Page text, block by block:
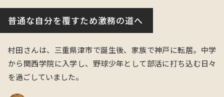
普通な自分を覆すため激務の道へ
村田さんは、三重県津市で誕生後、 家族で神戸に転居。 中学
から関西学院に入学し、野球少年として部活に打ち込む日々
を過ごしていました。